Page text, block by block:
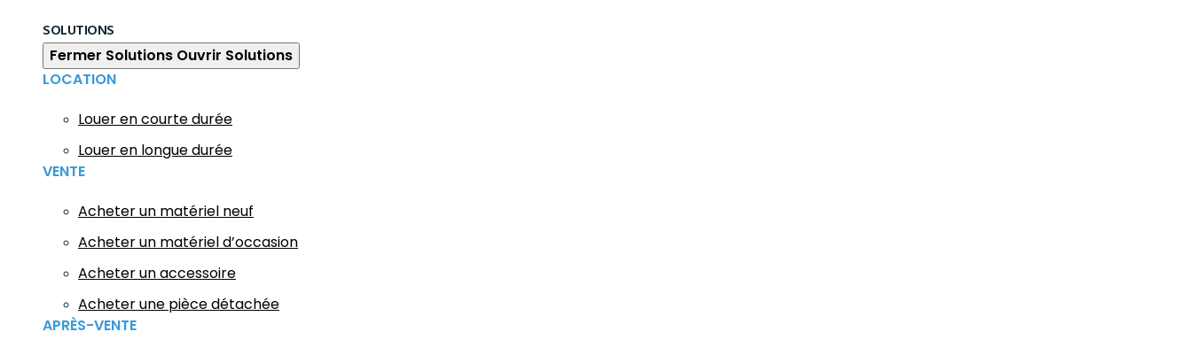
SOLUTIONS
Fermer Solutions Ouvrir Solutions
LOCATION
Louer en courte durée
Louer en longue durée
VENTE
Acheter un matériel neuf
Acheter un matériel d’occasion
Acheter un accessoire
Acheter une pièce détachée
APRÈS-VENTE